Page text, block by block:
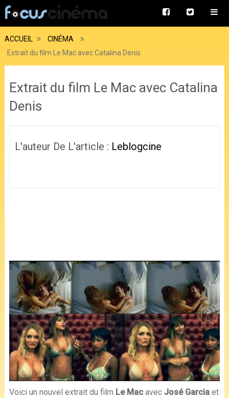
ACCUEIL
CINÉMA
Extrait du film Le Mac avec Catalina Denis
Extrait du film Le Mac avec Catalina
Denis
L'auteur De L'article : Leblogcine
Voici un nouvel extrait du film Le Mac avec José Garcia et